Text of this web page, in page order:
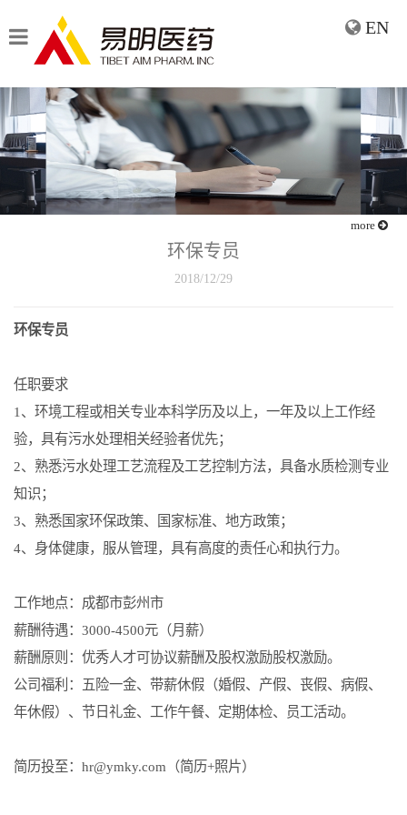
EN
more
环保专员
2018/12/29
环保专员
任职要求
1 、环境工程或相关专业本科学历及以上，一年及以上工作经
验，具有污水处理相关经验者优先；
2、熟悉污水处理工艺流程及工艺控制方法，具备水质检测专业
知识；
3、熟悉国家环保政策、国家标准、地方政策；
4、身体健康，服从管理，具有高度的责任心和执行力。
工作地点：成都市彭州市
薪酬待遇： 3000-4500元（月薪）
薪酬原则：优秀人才可协议薪酬及股权激励股权激励。
公司福利：五险一金、带薪休假（婚假、产假、丧假、病假、
年休假）、节日礼金、工作午餐、定期体检、员工活动。
简历投至： hr@ymky.com （简历+照片）